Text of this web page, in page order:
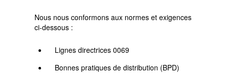
Nous nous conformons aux normes et exigences
ci-dessous :
Lignes directrices 0069
Bonnes pratiques de distribution (BPD)